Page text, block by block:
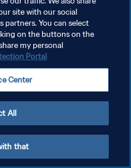
site with our social
partners. You can select
on the buttons on the
my personal
Portal
Center
All
that